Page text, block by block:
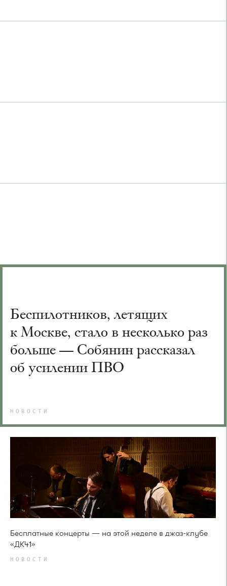
Беспилотников, летящих
к Москве, стало в несколько раз
больше — Собянин рассказал
об усилении ПВО
НОВОСТИ
Бесплатные концерты — на этой неделе в джаз-клубе
«ДК41»
НОВОСТИ